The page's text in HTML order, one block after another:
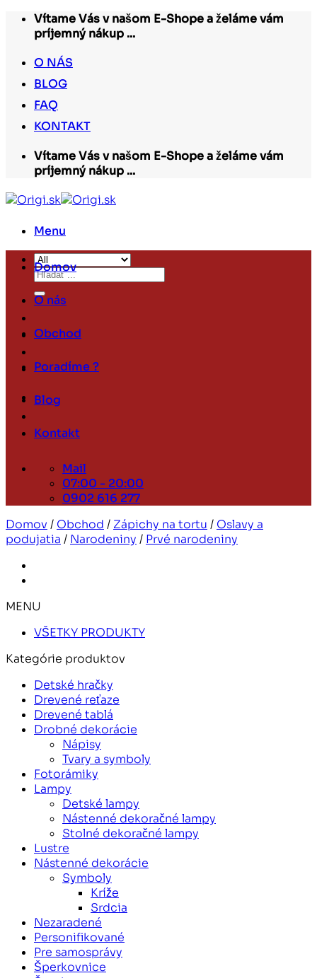
Skip Vítame Vás v našom E-Shope a želáme vám
príjemný nákup ...
O NÁS
BLOG
FAQ
KONTAKT
Vítame Vás v našom E-Shope a želáme vám
príjemný nákup ...
Menu
Hľadať:
Domov
O nás
Obchod
Poradíme ?
Blog
Kontakt
Mail
07:00 - 20:00
0902 616 277
Domov / Obchod / Zápichy na tortu / Oslavy a
podujatia / Narodeniny / Prvé narodeniny
MENU
VŠETKY PRODUKTY
Kategórie produktov
Detské hračky
Drevené reťaze
Drevené tablá
Drobné dekorácie
Nápisy
Tvary a symboly
Fotorámiky
Lampy
Detské lampy
Nástenné dekoračné lampy
Stolné dekoračné lampy
Lustre
Nástenné dekorácie
Symboly
Kríže
Srdcia
Nezaradené
Personifikované
Pre samosprávy
Šperkovnice